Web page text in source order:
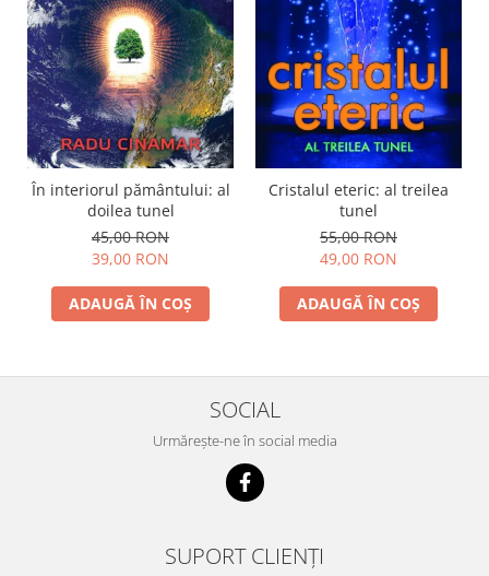
În interiorul pământului: al
doilea tunel
45,00 RON
39,00 RON
ADAUGĂ ÎN COȘ
Cristalul eteric: al treilea
tunel
55,00 RON
49,00 RON
ADAUGĂ ÎN COȘ
SOCIAL
Urmărește-ne în social media
SUPORT CLIENȚI